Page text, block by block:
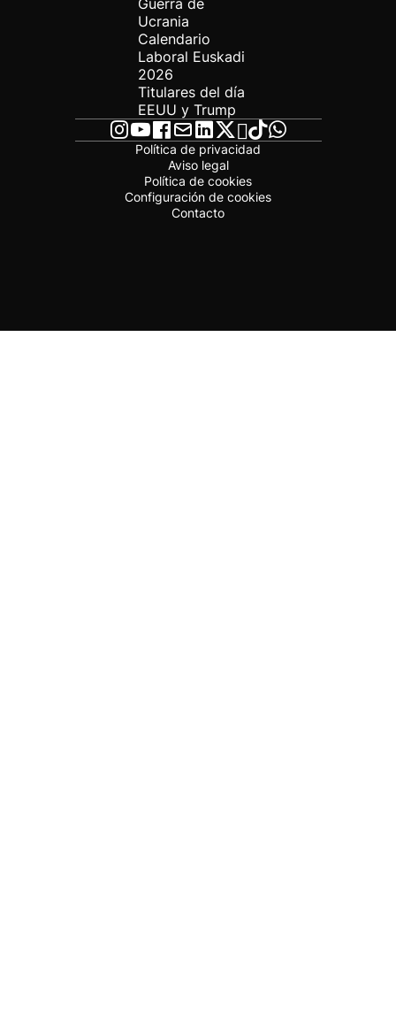
Guerra de
Ucrania
Calendario
Laboral Euskadi
2026
Titulares del día
EEUU y Trump
Política de privacidad
Aviso legal
Política de cookies
Configuración de cookies
Contacto